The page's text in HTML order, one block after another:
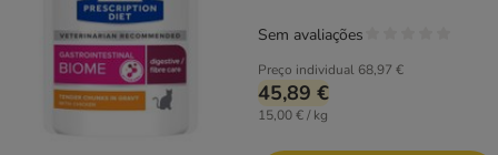
Preço individual 68,97 €
45,89 €
15,00 € / kg
Sem avaliações